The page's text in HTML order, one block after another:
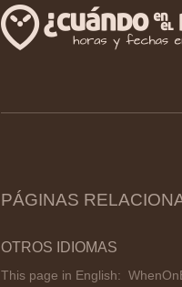
PÁGINAS
OTROS IDIOMAS
This page in English: